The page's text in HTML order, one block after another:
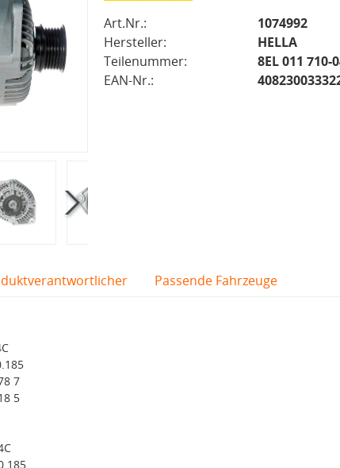
Art.Nr.:
1074992
Hersteller:
HELLA
Teilenummer:
8EL 011 710-
EAN-Nr.:
Passende Fahrzeuge
7
5